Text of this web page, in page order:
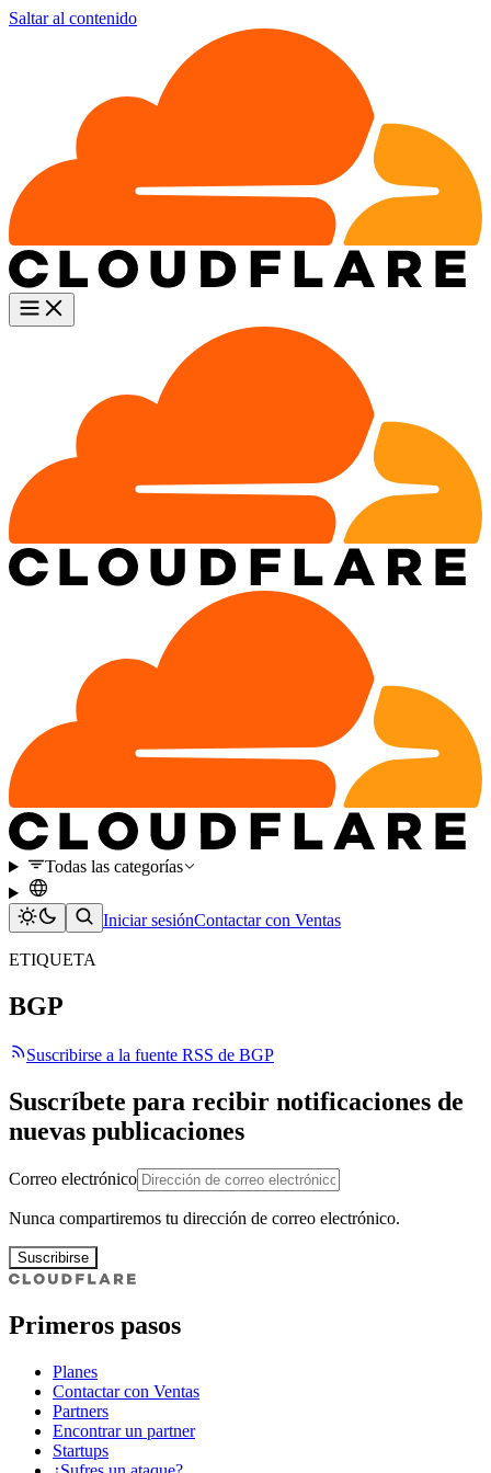
Saltar al contenido
Todas las categorías
Iniciar sesiónContactar con Ventas
ETIQUETA
BGP
Suscribirse a la fuente RSS de BGP
Suscríbete para recibir notificaciones de
nuevas publicaciones
Correo electrónico
Nunca compartiremos tu dirección de correo electrónico.
Suscribirse
Primeros pasos
Planes
Contactar con Ventas
Partners
Encontrar un partner
Startups